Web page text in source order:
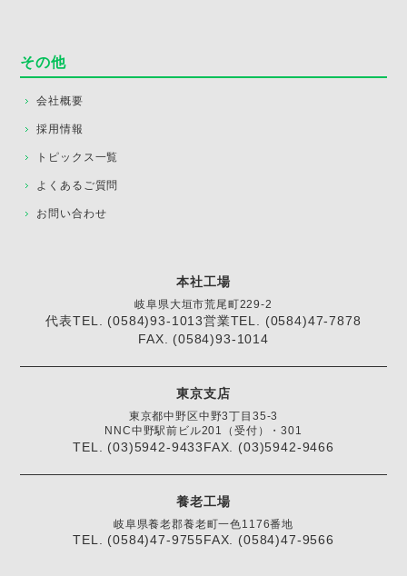
その他
会社概要
採用情報
トピックス一覧
よくあるご質問
お問い合わせ
本社工場
岐阜県大垣市荒尾町229-2
代表TEL. (0584)93-1013営業TEL. (0584)47-7878
FAX. (0584)93-1014
東京支店
東京都中野区中野3丁目35-3
NNC中野駅前ビル201（受付）・301
TEL. (03)5942-9433FAX. (03)5942-9466
養老工場
岐阜県養老郡養老町一色1176番地
TEL. (0584)47-9755FAX. (0584)47-9566